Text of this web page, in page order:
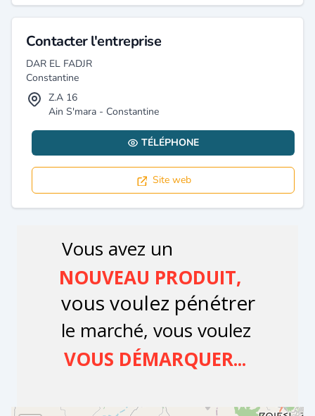
Contacter l'entreprise
DAR EL FADJR
Constantine
Z.A 16
Ain S'mara - Constantine
TÉLÉPHONE
Site web